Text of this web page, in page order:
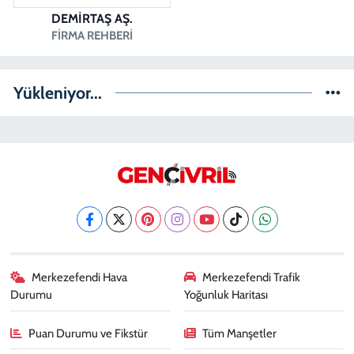
DEMİRTAŞ AŞ.
FIRMA REHBERI
Yükleniyor...
Merkezefendi Hava
Durumu
Merkezefendi Trafik
Yoğunluk Haritası
Puan Durumu ve Fikstür Tüm Manşetler